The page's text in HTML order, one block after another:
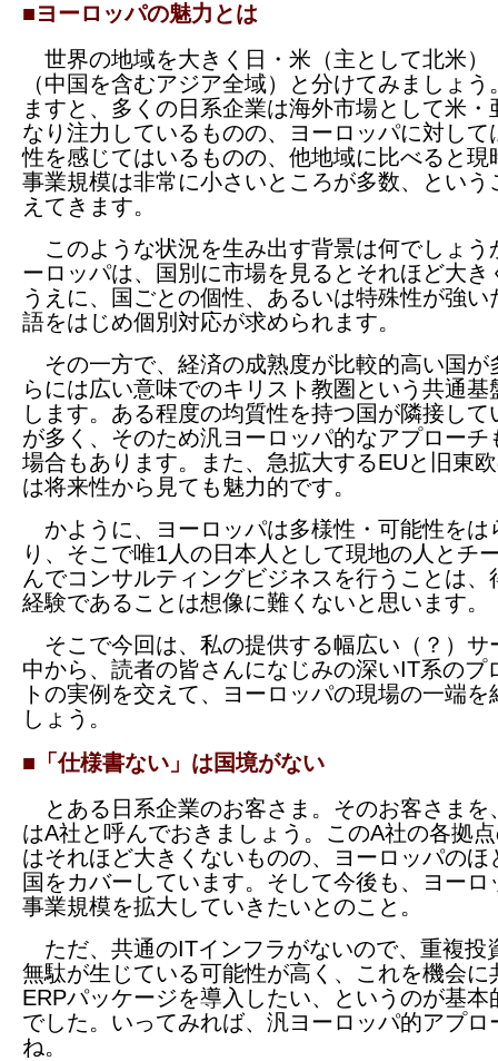
■ヨーロッパの魅力とは
世界の地域を大きく日・米（主として北米）
（中国を含むアジア全域）と分けてみましょう
ますと、多くの日系企業は海外市場として米・
なり注力しているものの、ヨーロッパに対して
性を感じてはいるものの、他地域に比べると現
事業規模は非常に小さいところが多数、という
えてきます。
このような状況を生み出す背景は何でしょう
ーロッパは、国別に市場を見るとそれほど大き
うえに、国ごとの個性、あるいは特殊性が強い
語をはじめ個別対応が求められます。
その一方で、経済の成熟度が比較的高い国が
らには広い意味でのキリスト教圏という共通基
します。ある程度の均質性を持つ国が隣接して
が多く、そのため汎ヨーロッパ的なアプローチ
場合もあります。また、急拡大するEUと旧東
は将来性から見ても魅力的です。
かように、ヨーロッパは多様性・可能性をは
り、そこで唯1人の日本人として現地の人とチ
んでコンサルティングビジネスを行うことは、
経験であることは想像に難くないと思います。
そこで今回は、私の提供する幅広い（？）サ
中から、読者の皆さんになじみの深いIT系のプ
トの実例を交えて、ヨーロッパの現場の一端を
しょう。
■「仕様書ない」は国境がない
とある日系企業のお客さま。そのお客さまを
はA社と呼んでおきましょう。このA社の各拠
はそれほど大きくないものの、ヨーロッパのほ
国をカバーしています。そして今後も、ヨーロ
事業規模を拡大していきたいとのこと。
ただ、共通のITインフラがないので、重複投
無駄が生じている可能性が高く、これを機会に
ERPパッケージを導入したい、というのが基本
でした。いってみれば、汎ヨーロッパ的アプロ
ね。